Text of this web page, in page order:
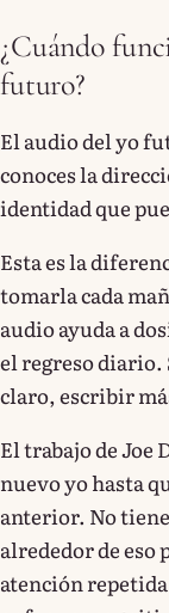
¿Cuándo
futuro?
El audio del yo
conoces la
identidad que
Esta es la
tomarla cada
audio ayuda a
el regreso diario.
claro, escribir
El trabajo de Joe
nuevo yo hasta
anterior. No
alrededor de eso
atención